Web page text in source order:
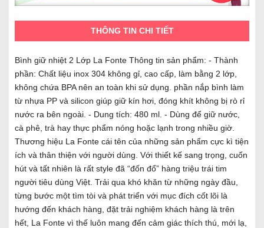
THÔNG TIN CHI TIẾT
Bình giữ nhiệt 2 Lớp La Fonte Thông tin sản phẩm: - Thành
phần: Chất liệu inox 304 không gỉ, cao cấp, làm bằng 2 lớp,
không chứa BPA nên an toàn khi sử dụng. phần nắp bình làm
từ nhựa PP và silicon giúp giữ kín hơi, đóng khít không bị rò rỉ
nước ra bên ngoài. - Dung tích: 480 ml. - Dùng để giữ nước,
cà phê, trà hay thực phẩm nóng hoặc lạnh trong nhiều giờ.
Thương hiệu La Fonte cái tên của những sản phẩm cực kì tiện
ích và thân thiện với người dùng. Với thiết kế sang trọng, cuốn
hút và tất nhiên là rất style đã “đốn đổ” hàng triệu trái tim
người tiêu dùng Việt. Trải qua khó khăn từ những ngày đầu,
từng bước một tìm tòi và phát triển với mục đích cốt lõi là
hướng đến khách hàng, đặt trải nghiệm khách hàng là trên
hết, La Fonte vì thế luôn mang đến cảm giác thích thú, mới lạ,